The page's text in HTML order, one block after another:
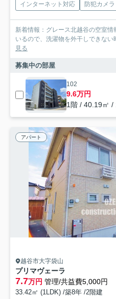
インターネット対応
防犯カメラ
新着情報：グレース北越谷の空室
いるので、洗濯物を外干しできな
見る
募集中の部屋
102
9.6万円
1階 / 40.19㎡ /
アパート
越谷市大字袋山
プリマヴェーラ
7.7万円 管理/共益費5,000円
33.42㎡ (1LDK) /築8年 /2階建